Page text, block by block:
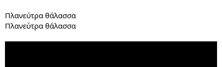
Πλανεύτρα θάλασσα
Πλανεύτρα θάλασσα